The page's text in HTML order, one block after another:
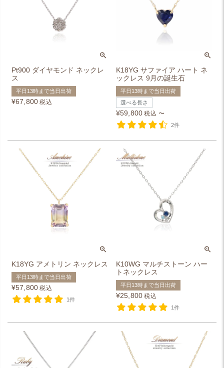
Pt900 ダイヤモンド ネックレ
ス
平日13時まで当日出荷
¥67,800 税込
K18YG サファイア ハート ネ
ックレス 9月の誕生石
平日13時まで当日出荷
選べる長さ
¥59,800 税込 〜
2件
K18YG アメトリン ネックレス
平日13時まで当日出荷
¥57,800 税込
1件
K10WG マルチストーン ハー
トネックレス
平日13時まで当日出荷
¥25,800 税込
1件